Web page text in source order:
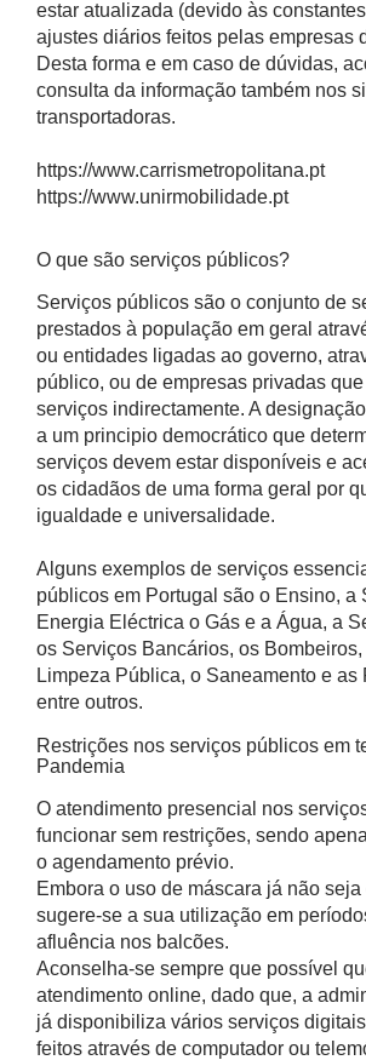
estar atualizada (devido às
ajustes diários feitos pelas empresas
Desta forma e em caso de dúvidas,
consulta da informação também nos
transportadoras.
https://www.carrismetropolitana.pt
https://www.unirmobilidade.pt
O que são serviços públicos?
Serviços públicos são o conjunto de
prestados à população em geral
ou entidades ligadas ao governo,
público, ou de empresas privadas
serviços indirectamente. A
a um principio democrático que
serviços devem estar disponíveis e
os cidadãos de uma forma geral por
igualdade e universalidade.
Alguns exemplos de serviços
públicos em Portugal são o Ensino, a
Energia Eléctrica o Gás e a Água, a
os Serviços Bancários, os
Limpeza Pública, o Saneamento e as
entre outros.
Restrições nos serviços públicos em
Pandemia
O atendimento presencial nos
funcionar sem restrições, sendo
o agendamento prévio.
Embora o uso de máscara já não
sugere-se a sua utilização em
afluência nos balcões.
Aconselha-se sempre que possível
atendimento online, dado que, a
já disponibiliza vários serviços
feitos através de computador ou